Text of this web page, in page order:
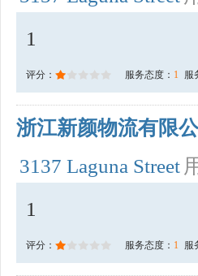
1
评分： 服务态度： 1 服
浙江新颜物流有限
3137 Laguna Street
1
评分： 服务态度： 1 服